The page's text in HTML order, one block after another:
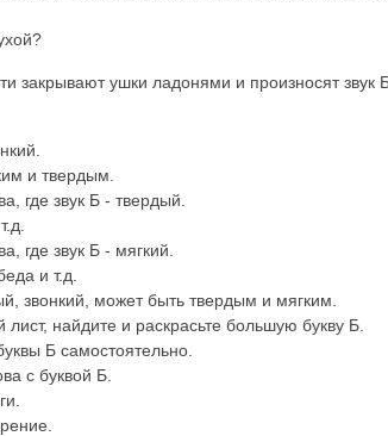
закрывают ушки ладонями и произносят звук
и твердым.
где звук Б - твердый.
где звук Б - мягкий.
и т.д.
звонкий, может быть твердым и мягким.
найдите и раскрасьте большую букву Б.
Б самостоятельно.
с буквой Б.